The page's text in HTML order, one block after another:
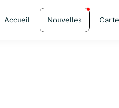
Accueil Nouvelles Carte